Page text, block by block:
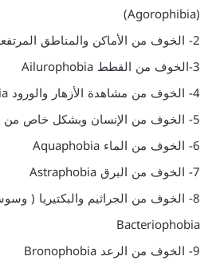
(Agorophibia)
2- الخوف من الأماكن والمناطق المرتفعة. (Acrophobia)
3-الخوف من القطط Ailurophobia
4- الخوف من مشاهدة الأزهار والورود Anthophobia
5- الخوف من الإنسان وبشكل خاص من الرجال Anthrophobia
6- الخوف من الماء Aquaphobia
7- الخوف من البرق Astraphobia
8- الخوف من الجراثيم والبكتيريا (
Bacteriophobia
9- الخوف من الرعد Bronophobia